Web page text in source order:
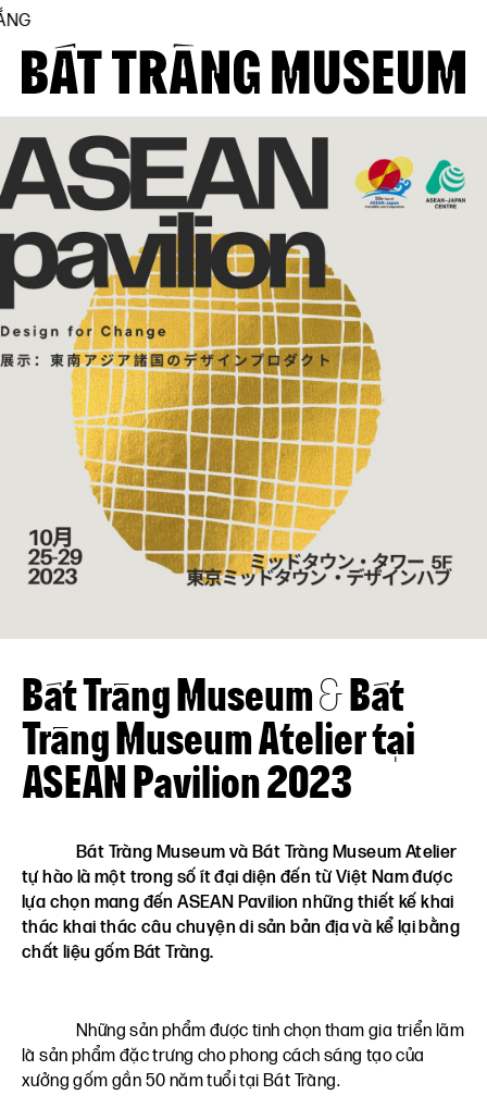
Trang chủ
Về bảo tàng
Hiện vật
BTMA
Tham quan
Journal
Tài trợ
Liên hệ
VN EN
Bát Tràng Museum & Bát
Tràng Museum Atelier tại
ASEAN Pavilion 2023
Bát Tràng Museum và Bát Tràng Museum Atelier
tự hào là một trong số ít đại diện đến từ Việt Nam được
lựa chọn mang đến ASEAN Pavilion những thiết kế khai
thác khai thác câu chuyện di sản bản địa và kể lại bằng
chất liệu gốm Bát Tràng.
Những sản phẩm được tinh chọn tham gia triển lãm
là sản phẩm đặc trưng cho phong cách sáng tạo của
xưởng gốm gần 50 năm tuổi tại Bát Tràng.